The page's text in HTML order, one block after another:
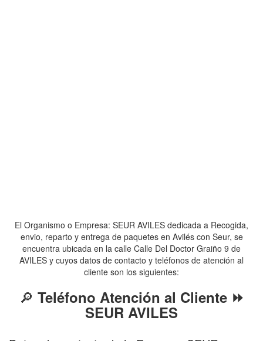
El Organismo o Empresa: SEUR AVILES dedicada a Recogida,
envio, reparto y entrega de paquetes en Avilés con Seur, se
encuentra ubicada en la calle Calle Del Doctor Graiño 9 de
AVILES y cuyos datos de contacto y teléfonos de atención al
cliente son los siguientes:
🔎 Teléfono Atención al Cliente ⏩
SEUR AVILES